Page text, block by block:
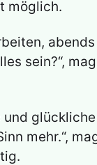
möglich.
sein?“,
mehr.“,